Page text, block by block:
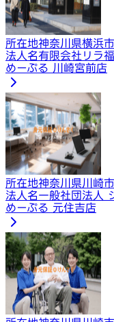
所在地神奈川県横浜
法人名有限会社リラ
めーぷる 川崎宮前店
所在地神奈川県川崎市
法人名一般社団法人
めーぷる 元住吉店